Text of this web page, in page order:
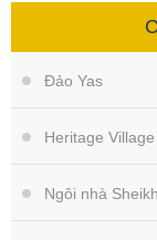
Đảo Yas
Heritage Village
Ngôi nhà